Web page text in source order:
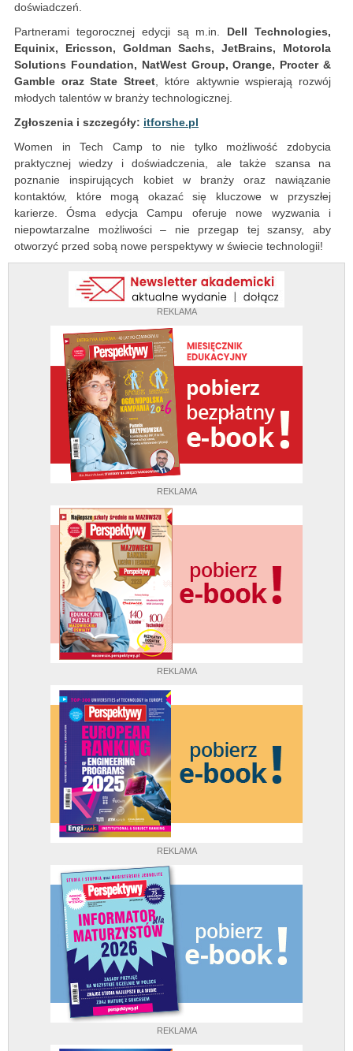
REKLAMA
REKLAMA
REKLAMA
REKLAMA
REKLAMA
doświadczeń.
Partnerami tegorocznej edycji są m.in. Dell Technologies,
Equinix, Ericsson, Goldman Sachs, JetBrains, Motorola
Solutions Foundation, NatWest Group, Orange, Procter &
Gamble oraz State Street, które aktywnie wspierają rozwój
młodych talentów w branży technologicznej.
Zgłoszenia i szczegóły: itforshe.pl
Women in Tech Camp to nie tylko możliwość zdobycia
praktycznej wiedzy i doświadczenia, ale także szansa na
poznanie inspirujących kobiet w branży oraz nawiązanie
kontaktów, które mogą okazać się kluczowe w przyszłej
karierze. Ósma edycja Campu oferuje nowe wyzwania i
niepowtarzalne możliwości – nie przegap tej szansy, aby
otworzyć przed sobą nowe perspektywy w świecie technologii!